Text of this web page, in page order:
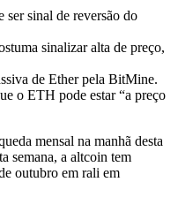
ser sinal de reversão do
sinalizar alta de preço,
de Ether pela BitMine.
o ETH pode estar “a preço
mensal na manhã desta
semana, a altcoin tem
outubro em rali em